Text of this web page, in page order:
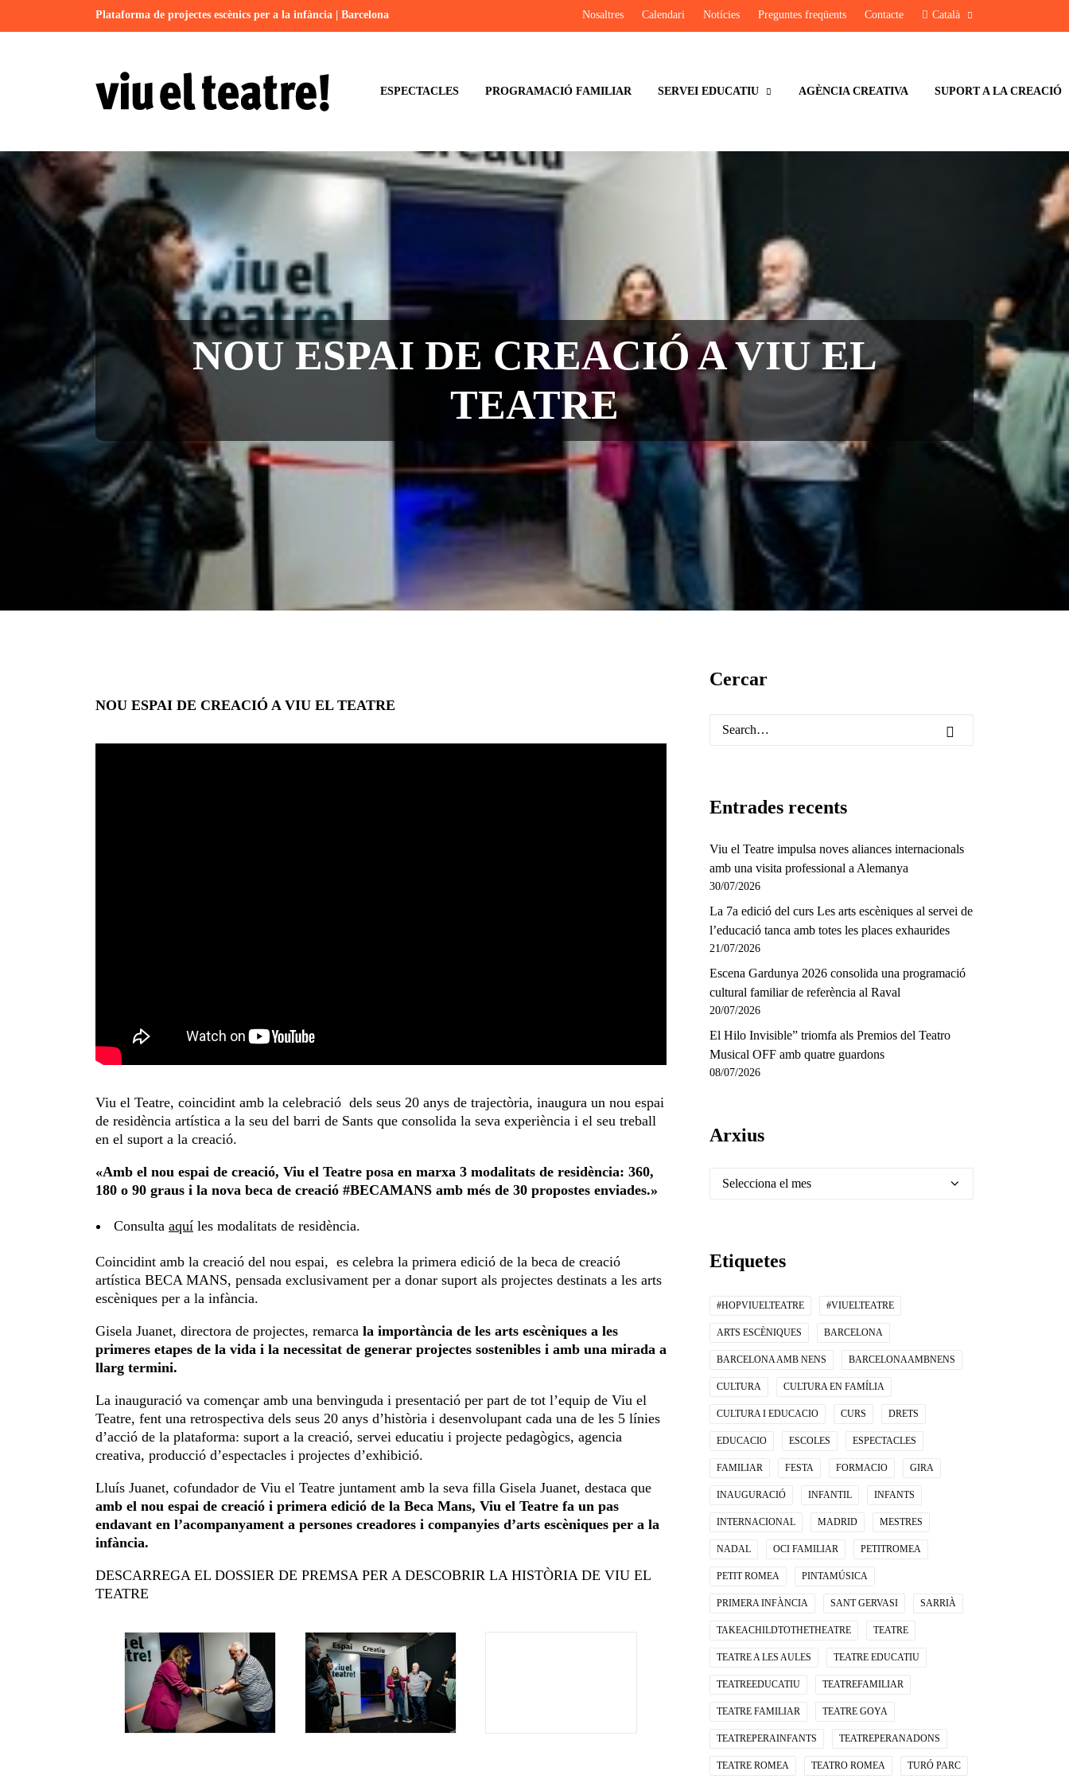
Plataforma de projectes escènics per a la infància | Barcelona Nosaltres Calendari Notícies Preguntes freqüents Contacte Català
ESPECTACLES PROGRAMACIÓ FAMILIAR SERVEI EDUCATIU AGÈNCIA CREATIVA SUPORT A LA CREACIÓ
NOU ESPAI DE CREACIÓ A VIU EL
TEATRE
NOU ESPAI DE CREACIÓ A VIU EL TEATRE
Viu el Teatre, coincidint amb la celebració dels seus 20 anys de trajectòria, inaugura un nou espai
de residència artística a la seu del barri de Sants que consolida la seva experiència i el seu treball
en el suport a la creació.
«Amb el nou espai de creació, Viu el Teatre posa en marxa 3 modalitats de residència: 360,
180 o 90 graus i la nova beca de creació #BECAMANS amb més de 30 propostes enviades.»
Consulta aquí les modalitats de residència.
Coincidint amb la creació del nou espai, es celebra la primera edició de la beca de creació
artística BECA MANS, pensada exclusivament per a donar suport als projectes destinats a les arts
escèniques per a la infància.
Gisela Juanet, directora de projectes, remarca la importància de les arts escèniques a les
primeres etapes de la vida i la necessitat de generar projectes sostenibles i amb una mirada a
llarg termini.
La inauguració va començar amb una benvinguda i presentació per part de tot l’equip de Viu el
Teatre, fent una retrospectiva dels seus 20 anys d’història i desenvolupant cada una de les 5 línies
d’acció de la plataforma: suport a la creació, servei educatiu i projecte pedagògics, agencia
creativa, producció d’espectacles i projectes d’exhibició.
Lluís Juanet, cofundador de Viu el Teatre juntament amb la seva filla Gisela Juanet, destaca que
amb el nou espai de creació i primera edició de la Beca Mans, Viu el Teatre fa un pas
endavant en l’acompanyament a persones creadores i companyies d’arts escèniques per a la
infància.
DESCARREGA EL DOSSIER DE PREMSA PER A DESCOBRIR LA HISTÒRIA DE VIU EL
TEATRE
Cercar
Entrades recents
Viu el Teatre impulsa noves aliances internacionals
amb una visita professional a Alemanya
30/07/2026
La 7a edició del curs Les arts escèniques al servei de
l’educació tanca amb totes les places exhaurides
21/07/2026
Escena Gardunya 2026 consolida una programació
cultural familiar de referència al Raval
20/07/2026
El Hilo Invisible” triomfa als Premios del Teatro
Musical OFF amb quatre guardons
08/07/2026
Arxius
Arxius
Etiquetes
#HOPVIUELTEATRE #VIUELTEATRE
ARTS ESCÈNIQUES BARCELONA
BARCELONA AMB NENS BARCELONAAMBNENS
CULTURA CULTURA EN FAMÍLIA
CULTURA I EDUCACIO CURS DRETS
EDUCACIO ESCOLES ESPECTACLES
FAMILIAR FESTA FORMACIO GIRA
INAUGURACIÓ INFANTIL INFANTS
INTERNACIONAL MADRID MESTRES
NADAL OCI FAMILIAR PETITROMEA
PETIT ROMEA PINTAMÚSICA
PRIMERA INFÀNCIA SANT GERVASI SARRIÀ
TAKEACHILDTOTHETHEATRE TEATRE
TEATRE A LES AULES TEATRE EDUCATIU
TEATREEDUCATIU TEATREFAMILIAR
TEATRE FAMILIAR TEATRE GOYA
TEATREPERAINFANTS TEATREPERANADONS
TEATRE ROMEA TEATRO ROMEA TURÓ PARC